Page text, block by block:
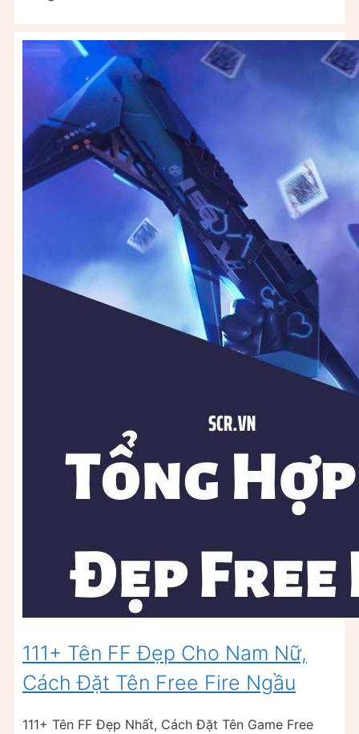
111+ Tên FF Đẹp Cho Nam Nữ,
Cách Đặt Tên Free Fire Ngầu
111+ Tên FF Đẹp Nhất, Cách Đặt Tên Game Free